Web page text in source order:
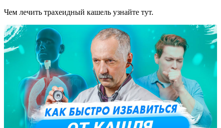
Чем лечить трахеидный кашель узнайте тут.